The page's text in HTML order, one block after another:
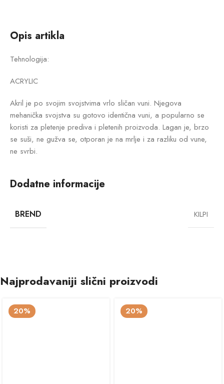
Opis artikla
Tehnologija:
ACRYLIC
Akril je po svojim svojstvima vrlo sličan vuni. Njegova
mehanička svojstva su gotovo identična vuni, a popularno se
koristi za pletenje prediva i pletenih proizvoda. Lagan je, brzo
se suši, ne gužva se, otporan je na mrlje i za razliku od vune,
ne svrbi.
Dodatne informacije
BREND KILPI
Najprodavaniji slični proizvodi
20% 20%